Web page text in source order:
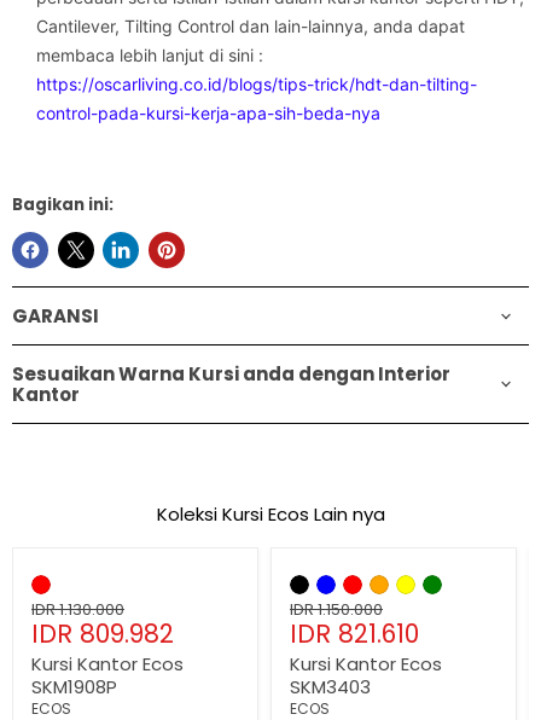
Cantilever, Tilting Control dan lain-lainnya, anda dapat
membaca lebih lanjut di sini :
https://oscarliving.co.id/blogs/tips-trick/hdt-dan-tilting-
control-pada-kursi-kerja-apa-sih-beda-nya
Bagikan ini:
GARANSI
Sesuaikan Warna Kursi anda dengan Interior
Kantor
Koleksi Kursi Ecos Lain nya
Kursi
Kantor
Ecos
SKM1908P
Harga
asli
IDR 1.130.000
Harga
sekarang
IDR 809.982
Kursi Kantor Ecos
SKM1908P
ECOS
Kursi
Kantor
Ecos
SKM3403
Harga
asli
IDR 1.150.000
Harga
sekarang
IDR 821.610
Kursi Kantor Ecos
SKM3403
ECOS